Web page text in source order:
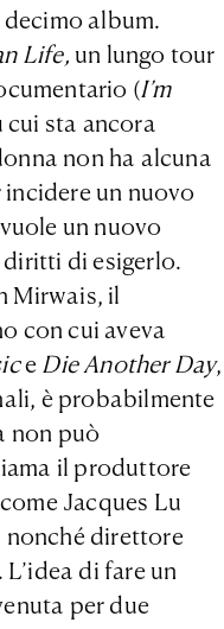
decimo album.
Life, un lungo tour
(I’m
cui sta ancora
non ha alcuna
un nuovo
un nuovo
di esigerlo.
Mirwais, il
con cui aveva
e Die Another Day,
è probabilmente
non può
il produttore
Jacques Lu
nonché direttore
di fare un
per due